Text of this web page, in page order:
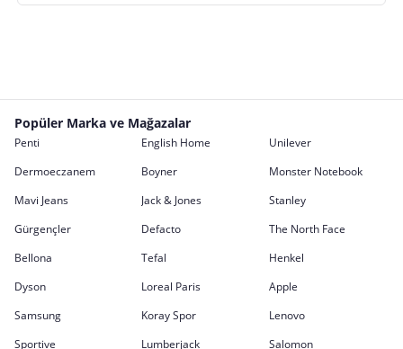
Popüler Marka ve Mağazalar
Penti English Home
Unilever
Dermoeczanem
Boyner
Monster Notebook
Mavi Jeans
Jack & Jones
Stanley
Gürgençler
Defacto
The North Face
Bellona
Tefal
Henkel
Dyson
Loreal Paris
Apple
Samsung
Koray Spor
Lenovo
Sportive
Lumberjack Salomon